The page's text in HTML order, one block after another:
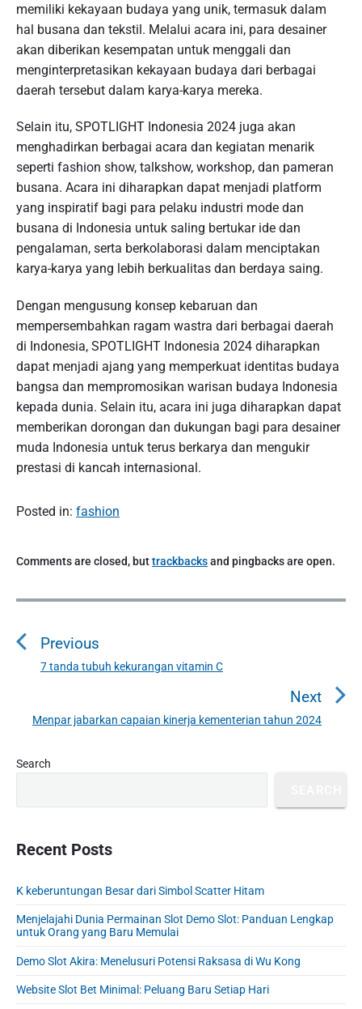
memiliki kekayaan budaya yang unik, termasuk dalam
hal busana dan tekstil. Melalui acara ini, para desainer
akan diberikan kesempatan untuk menggali dan
menginterpretasikan kekayaan budaya dari berbagai
daerah tersebut dalam karya-karya mereka.
Selain itu, SPOTLIGHT Indonesia 2024 juga akan
menghadirkan berbagai acara dan kegiatan menarik
seperti fashion show, talkshow, workshop, dan pameran
busana. Acara ini diharapkan dapat menjadi platform
yang inspiratif bagi para pelaku industri mode dan
busana di Indonesia untuk saling bertukar ide dan
pengalaman, serta berkolaborasi dalam menciptakan
karya-karya yang lebih berkualitas dan berdaya saing.
Dengan mengusung konsep kebaruan dan
mempersembahkan ragam wastra dari berbagai daerah
di Indonesia, SPOTLIGHT Indonesia 2024 diharapkan
dapat menjadi ajang yang memperkuat identitas budaya
bangsa dan mempromosikan warisan budaya Indonesia
kepada dunia. Selain itu, acara ini juga diharapkan dapat
memberikan dorongan dan dukungan bagi para desainer
muda Indonesia untuk terus berkarya dan mengukir
prestasi di kancah internasional.
Posted in: fashion
Comments are closed, buttrackbacksand pingbacks are open.
P
s
i
g
i
n
Previous
P
v
o
s
o
t
:
7 tanda tubuh kekurangan vitamin C
Next
N
Menpar jabarkan capaian kinerja kementerian tahun 2024
P
r
i
d
e
a
r
Search
Recent Posts
K keberuntungan Besar dari Simbol Scatter Hitam
Menjelajahi Dunia Permainan Slot Demo Slot: Panduan Lengkap
untuk Orang yang Baru Memulai
Demo Slot Akira: Menelusuri Potensi Raksasa di Wu Kong
Website Slot Bet Minimal: Peluang Baru Setiap Hari